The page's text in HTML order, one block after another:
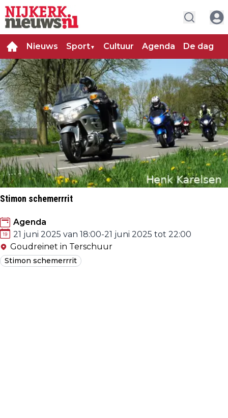
Nieuws Sport▼ Cultuur Agenda De dag
Stimon schemerrrit
Agenda
21 juni 2025 van 18:00-21 juni 2025 tot 22:00
Goudreinet in Terschuur
Stimon schemerrrit